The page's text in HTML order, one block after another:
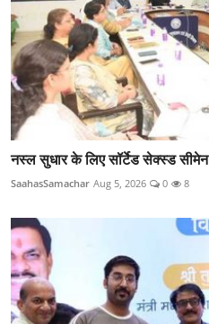
नस्ल सुधार के लिए सॉर्टेड सेक्स्ड
SaahasSamachar Aug 5, 2026 0 8